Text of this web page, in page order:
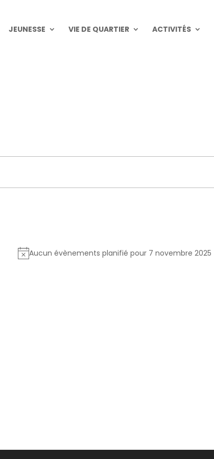
JEUNESSE VIE DE QUARTIER ACTIVITÉS
Aucun évènements planifié pour 7 novembre 2025